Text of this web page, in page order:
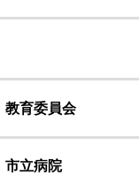
教育委員会
市立病院